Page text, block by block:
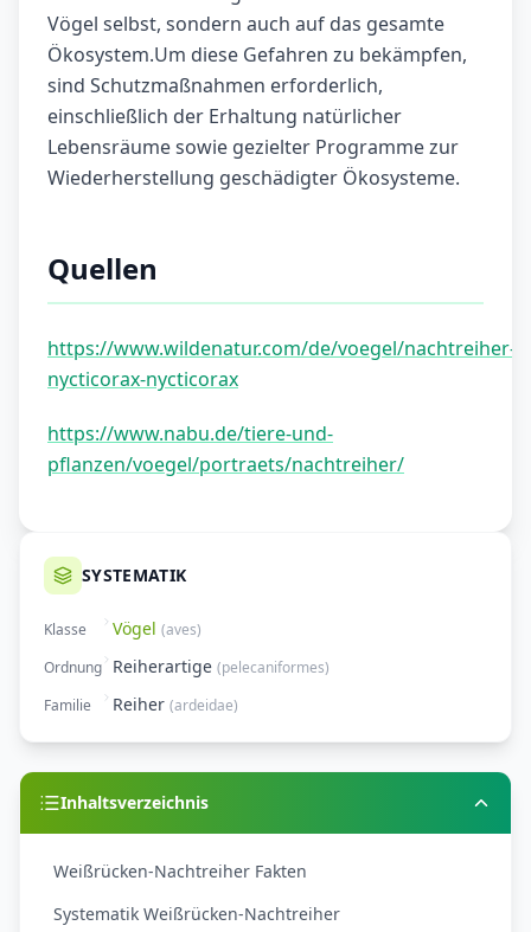
Vögel selbst, sondern auch auf das gesamte
Ökosystem.Um diese Gefahren zu bekämpfen,
sind Schutzmaßnahmen erforderlich,
einschließlich der Erhaltung natürlicher
Lebensräume sowie gezielter Programme zur
Wiederherstellung geschädigter Ökosysteme.
Quellen
https://www.wildenatur.com/de/voegel/nachtreiher-
nycticorax-nycticorax
https://www.nabu.de/tiere-und-
pflanzen/voegel/portraets/nachtreiher/
SYSTEMATIK
Klasse Vögel (aves)
Ordnung Reiherartige (pelecaniformes)
Familie
Reiher (ardeidae)
Inhaltsverzeichnis
Weißrücken-Nachtreiher Fakten
Systematik Weißrücken-Nachtreiher